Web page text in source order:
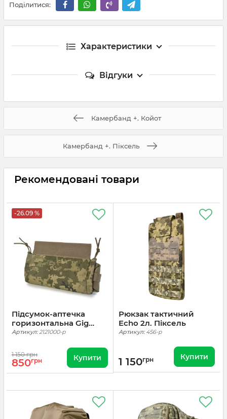
Поділитися:
Характеристики
Відгуки
Камербанд +. Койот
Камербанд +. Піксель
Рекомендовані товари
-26.09 %
Підсумок-аптечка
горизонтальна Gig
Military Horizontal
1000. Піксель (mm14)
Артикул:2121000-p
1 150 грн
850грн Купити
Рюкзак тактичний
Echo 2л. Піксель
Артикул:456-p
1 150грн Купити